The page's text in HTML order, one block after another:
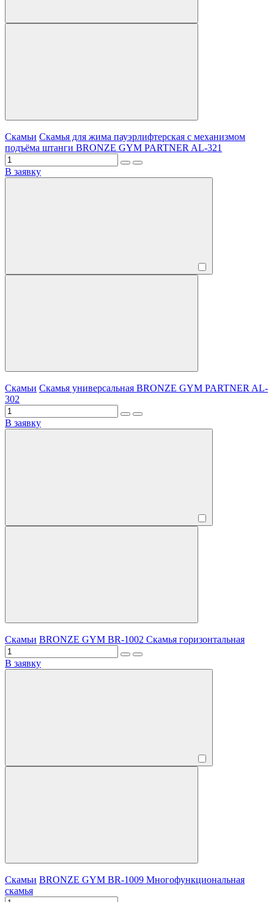
Скамьи Скамья для жима пауэрлифтерская с механизмом
подъёма штанги BRONZE GYM PARTNER AL-321
В заявку
Скамьи Скамья универсальная BRONZE GYM PARTNER AL-
302
В заявку
Скамьи BRONZE GYM BR-1002 Скамья горизонтальная
В заявку
Скамьи BRONZE GYM BR-1009 Многофункциональная
скамья